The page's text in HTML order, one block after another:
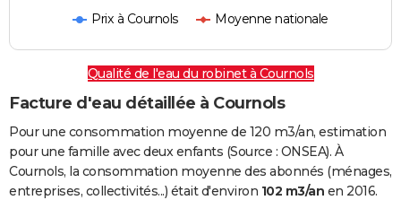
Prix à Cournols Moyenne nationale
Qualité de l'eau du robinet à Cournols
Facture d'eau détaillée à Cournols
Pour une consommation moyenne de 120 m3/an, estimation
pour une famille avec deux enfants (Source : ONSEA). À
Cournols, la consommation moyenne des abonnés (ménages,
entreprises, collectivités...) était d'environ 102 m3/an en 2016.